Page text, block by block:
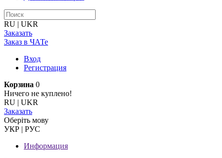
RU | UKR
Заказать
Заказ в ЧАТе
Вход
Регистрация
Корзина 0
Ничего не куплено!
RU | UKR
Заказать
Оберiть мову
УКР | РУС
Информация